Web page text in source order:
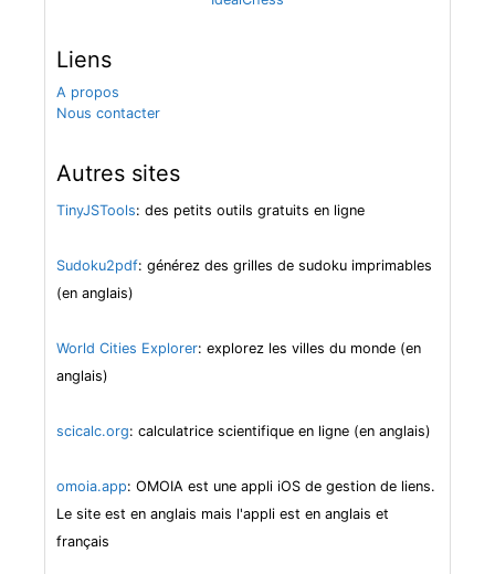
Liens
A propos
Nous contacter
Autres sites
TinyJSTools: des petits outils gratuits en ligne
Sudoku2pdf: générez des grilles de sudoku imprimables
(en anglais)
World Cities Explorer: explorez les villes du monde (en
anglais)
scicalc.org: calculatrice scientifique en ligne (en anglais)
omoia.app: OMOIA est une appli iOS de gestion de liens.
Le site est en anglais mais l'appli est en anglais et
français